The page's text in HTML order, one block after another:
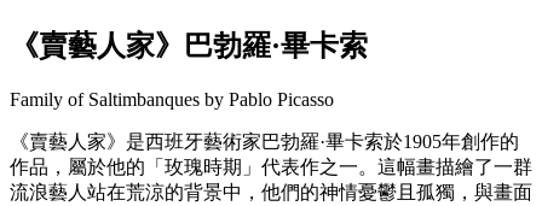
《賣藝人家》巴勃羅·畢卡索
Family of Saltimbanques by Pablo Picasso
《賣藝人家》是西班牙藝術家巴勃羅·畢卡索於1905年創作的
作品，屬於他的「玫瑰時期」代表作之一。這幅畫描繪了一群
流浪藝人站在荒涼的背景中，他們的神情憂鬱且孤獨，與畫面